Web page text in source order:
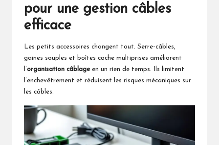
pour une gestion câbles
efficace
Les petits accessoires changent tout. Serre-câbles,
gaines souples et boîtes cache multiprises améliorent
organisation câblageen un rien de temps. Ils limitent
l’enchevêtrement et réduisent les risques mécaniques sur
les câbles.